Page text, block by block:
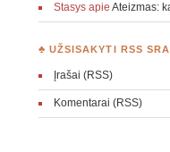
Stasysapie Ateizmas:
♣ UŽSISAKYTI RSS
Įrašai (RSS)
Komentarai (RSS)